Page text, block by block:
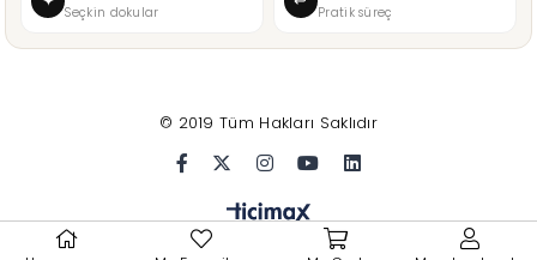
Seçkin dokular Pratik süreç
© 2019 Tüm Hakları Saklıdır